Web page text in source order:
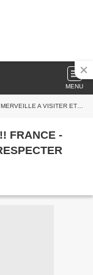
MENU
A VISITER ET RESPECTER
FRANCE -